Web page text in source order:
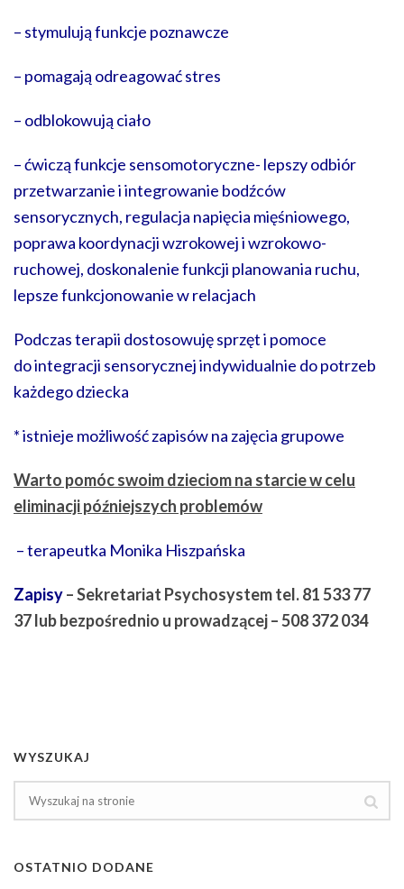
– stymulują funkcje poznawcze
– pomagają odreagować stres
– odblokowują ciało
– ćwiczą funkcje sensomotoryczne- lepszy odbiór
przetwarzanie i integrowanie bodźców
sensorycznych, regulacja napięcia mięśniowego,
poprawa koordynacji wzrokowej i wzrokowo-
ruchowej, doskonalenie funkcji planowania ruchu,
lepsze funkcjonowanie w relacjach
Podczas terapii dostosowuję sprzęt i pomoce
do integracji sensorycznej indywidualnie do potrzeb
każdego dziecka
* istnieje możliwość zapisów na zajęcia grupowe
Warto pomóc swoim dzieciom na starcie w celu
eliminacji późniejszych problemów
– terapeutka Monika Hiszpańska
Zapisy– Sekretariat Psychosystem tel. 81 533 77
37 lub bezpośrednio u prowadzącej – 508 372 034
WYSZUKAJ
OSTATNIO DODANE